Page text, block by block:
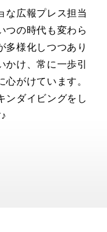
な広報プレス担当
つの時代も変わら
多様化しつつあり
かけ、常に一歩引
がけています。
ンダイビングをし